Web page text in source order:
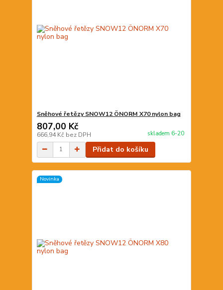
Sněhové řetězy SNOW12 ÖNORM X70 nylon bag
807,00 Kč
666,94 Kč bez DPH skladem 6-20
Přidat do košíku
Novinka